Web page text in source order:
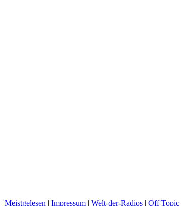
| Meistgelesen | Impressum | Welt-der-Radios | Off Topic